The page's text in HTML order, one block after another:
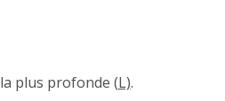
plus profonde (L).